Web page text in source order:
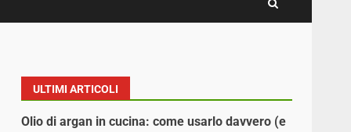
ULTIMI ARTICOLI
Olio di argan in cucina: come usarlo davvero (e